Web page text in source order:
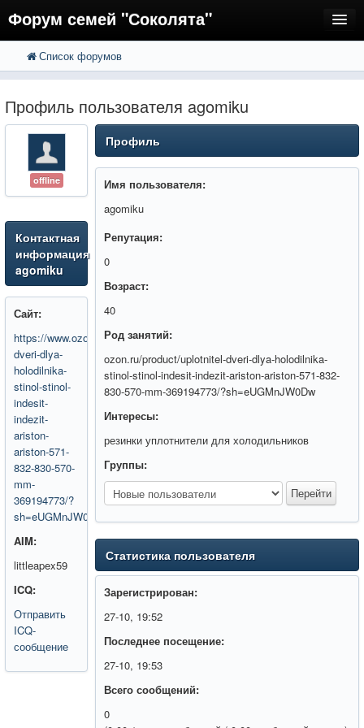
Форум семей "Соколята"
FAQ
Регистрация
Вход
Список форумов
Профиль пользователя agomiku
offline
Контактная
информация
agomiku
Сайт:
https://www.ozon.ru/product/uplotnitel-
dveri-dlya-
holodilnika-
stinol-stinol-
indesit-
indezit-
ariston-
ariston-571-
832-830-570-
mm-
369194773/?
sh=eUGMnJW0Dw
AIM:
littleapex59
ICQ:
Отправить
ICQ-
сообщение
Профиль
Имя пользователя:
agomiku
Репутация:
0
Возраст:
40
Род занятий:
ozon.ru/product/uplotnitel-dveri-dlya-holodilnika-
stinol-stinol-indesit-indezit-ariston-ariston-571-832-
830-570-mm-369194773/?sh=eUGMnJW0Dw
Интересы:
резинки уплотнители для холодильников
Группы:
Статистика пользователя
Зарегистрирован:
27-10, 19:52
Последнее посещение:
27-10, 19:53
Всего сообщений:
0